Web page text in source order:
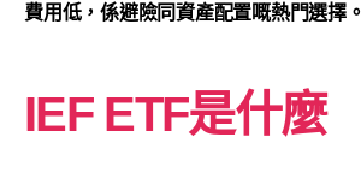
費用低，係避險同資產配置嘅熱門選擇。
IEF ETF是什麼